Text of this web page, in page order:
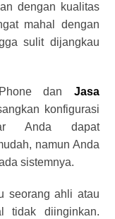
dengan kualitas
mahal dengan
sulit dijangkau
dan Jasa
konfigurasi
Anda dapat
namun Anda
sistemnya.
seorang ahli atau
tidak diinginkan.